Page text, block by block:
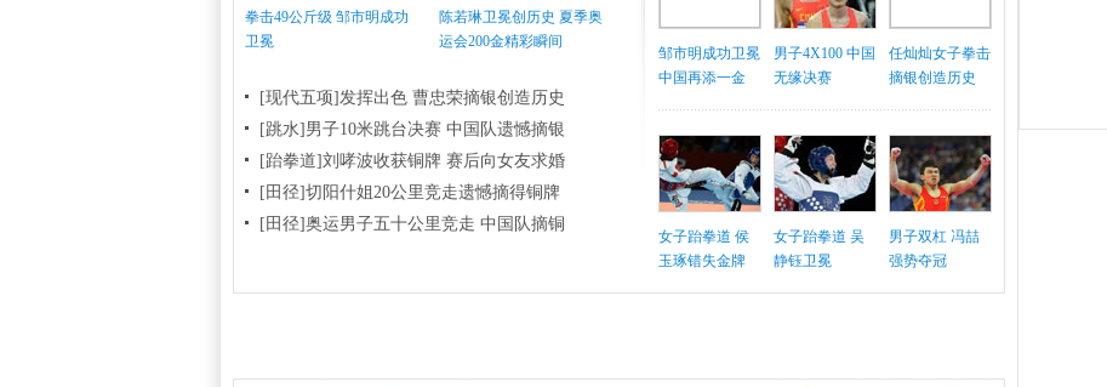
拳击49公斤级 邹市明成功
卫冕
陈若琳卫冕创历史 夏季奥
运会200金精彩瞬间
[现代五项]发挥出色 曹忠荣摘银创造历史
[跳水]男子10米跳台决赛 中国队遗憾摘银
[跆拳道]刘哮波收获铜牌 赛后向女友求婚
[田径]切阳什姐20公里竞走遗憾摘得铜牌
[田径]奥运男子五十公里竞走 中国队摘铜
邹市明成功卫冕
中国再添一金
男子4X100 中国
无缘决赛
任灿灿女子拳击
摘银创造历史
女子跆拳道 侯
玉琢错失金牌
女子跆拳道 吴
静钰卫冕
男子双杠 冯喆
强势夺冠